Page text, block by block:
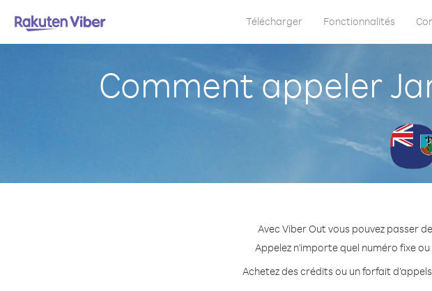
Télécharger Fonctionnalités
Comment appeler
Avec Viber Out vous pouvez passer
Appelez n'importe quel numéro fixe
Achetez des crédits ou un forfait